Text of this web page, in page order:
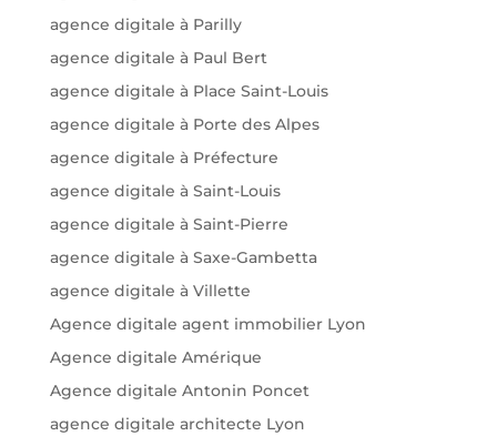
agence digitale à Parilly
agence digitale à Paul Bert
agence digitale à Place Saint-Louis
agence digitale à Porte des Alpes
agence digitale à Préfecture
agence digitale à Saint-Louis
agence digitale à Saint-Pierre
agence digitale à Saxe-Gambetta
agence digitale à Villette
Agence digitale agent immobilier Lyon
Agence digitale Amérique
Agence digitale Antonin Poncet
agence digitale architecte Lyon